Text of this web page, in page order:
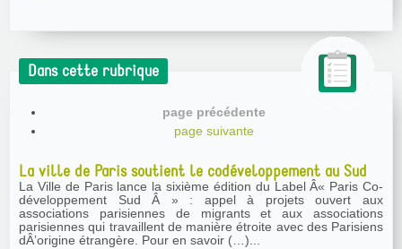
Dans cette rubrique
page précédente
page suivante
La ville de Paris soutient le codéveloppement au Sud
La Ville de Paris lance la sixième édition du Label Â« Paris Co-
développement Sud Â » : appel à projets ouvert aux
associations parisiennes de migrants et aux associations
parisiennes qui travaillent de manière étroite avec des Parisiens
dÂ’origine étrangère. Pour en savoir (…)...